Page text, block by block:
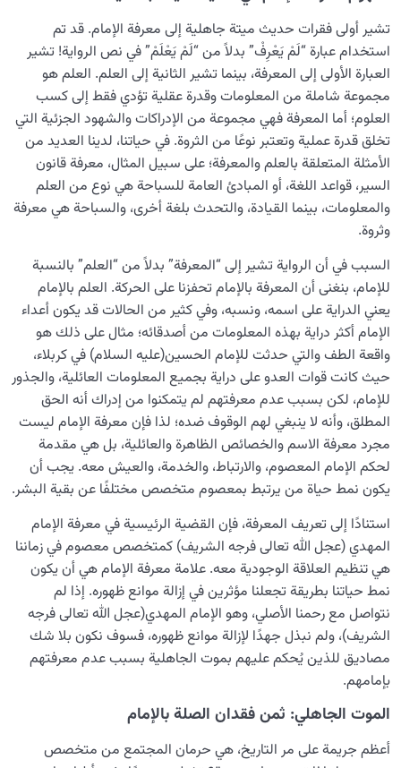
تشير أولى فقرات حديث میتة جاهلية إلى معرفة الإمام. قد تم
استخدام عبارة “لَمْ يَعْرِفْ” بدلاً من “لَمْ يَعْلَمْ” في نص الرواية! تشير
العبارة الأولى إلى المعرفة، بينما تشير الثانية إلى العلم. العلم هو
مجموعة شاملة من المعلومات وقدرة عقلية تؤدي فقط إلى کسب
العلوم؛ أما المعرفة فهي مجموعة من الإدراكات والشهود الجزئية التي
تخلق قدرة عملية وتعتبر نوعًا من الثروة. في حياتنا، لدينا العديد من
الأمثلة المتعلقة بالعلم والمعرفة؛ على سبيل المثال، معرفة قانون
السير، قواعد اللغة، أو المبادئ العامة للسباحة هي نوع من العلم
والمعلومات، بینما القيادة، والتحدث بلغة أخرى، والسباحة هي معرفة
وثروة.
السبب في أن الرواية تشير إلى “المعرفة” بدلاً من “العلم” بالنسبة
للإمام، بنغنى أن المعرفة بالإمام تحفزنا على الحركة. العلم بالإمام
يعني الدراية على اسمه، ونسبه، وفي كثير من الحالات قد يكون أعداء
الإمام أكثر دراية بهذه المعلومات من أصدقائه؛ مثال على ذلك هو
واقعة الطف والتي حدثت للإمام الحسين(عليه السلام) في كربلاء،
حيث كانت قوات العدو على دراية بجميع المعلومات العائلية، والجذور
للإمام، لكن بسبب عدم معرفتهم لم يتمكنوا من إدراك أنه الحق
المطلق، وأنه لا ينبغي لهم الوقوف ضده؛ لذا فإن معرفة الإمام ليست
مجرد معرفة الاسم والخصائص الظاهرة والعائلية، بل هي مقدمة
لحكم الإمام المعصوم، والارتباط، والخدمة، والعيش معه. يجب أن
يكون نمط حياة من يرتبط بمعصوم متخصص مختلفًا عن بقية البشر.
استنادًا إلى تعريف المعرفة، فإن القضية الرئيسية في معرفة الإمام
المهدي (عجل الله تعالى فرجه الشريف) كمتخصص معصوم في زماننا
هي تنظيم العلاقة الوجودية معه. علامة معرفة الإمام هي أن يكون
نمط حياتنا بطريقة تجعلنا مؤثرين في إزالة موانع ظهوره. إذا لم
نتواصل مع رحمنا الأصلي، وهو الإمام المهدي(عجل الله تعالى فرجه
الشريف)، ولم نبذل جهدًا لإزالة موانع ظهوره، فسوف نكون بلا شك
مصاديق للذين يُحكم عليهم بموت الجاهلية بسبب عدم معرفتهم
بإمامهم.
الموت الجاهلي: ثمن فقدان الصلة بالإمام
أعظم جريمة على مر التاريخ، هي حرمان المجتمع من متخصص